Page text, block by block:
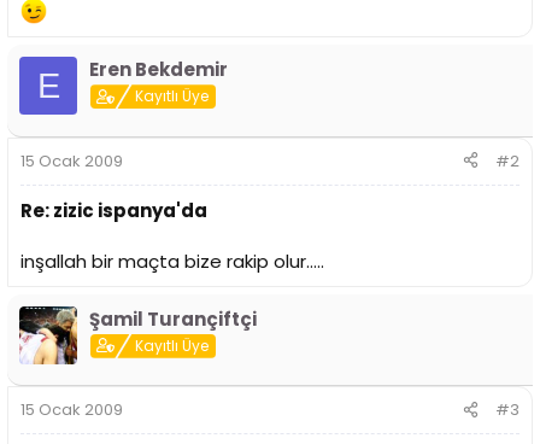
E Eren Bekdemir
Kayıtlı Üye
15 Ocak 2009 #2
Re: zizic ispanya'da
inşallah bir maçta bize rakip olur.....
Şamil Turançiftçi
Kayıtlı Üye
15 Ocak 2009 #3